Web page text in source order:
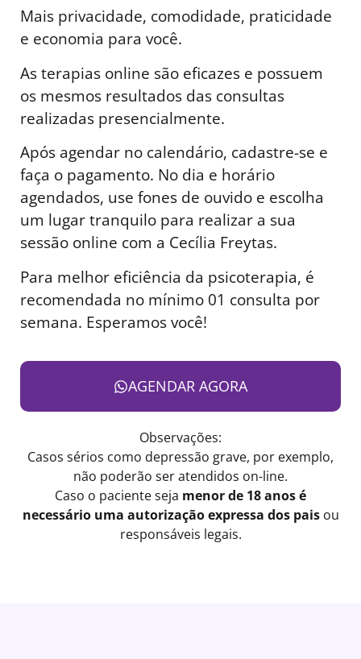
Mais privacidade, comodidade, praticidade
e economia para você.
As terapias online são eficazes e possuem
os mesmos resultados das consultas
realizadas presencialmente.
Após agendar no calendário, cadastre-se e
faça o pagamento. No dia e horário
agendados, use fones de ouvido e escolha
um lugar tranquilo para realizar a sua
sessão online com a Cecília Freytas.
Para melhor eficiência da psicoterapia, é
recomendada no mínimo 01 consulta por
semana. Esperamos você!
AGENDAR AGORA
Observações:
Casos sérios como depressão grave, por exemplo,
não poderão ser atendidos on-line.
Caso o paciente seja menor de 18 anos é
necessário uma autorização expressa dos paisou
responsáveis legais.